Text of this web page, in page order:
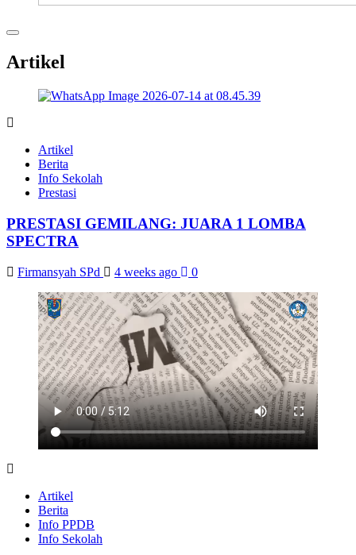
Artikel
Artikel
Berita
Info Sekolah
Prestasi
PRESTASI GEMILANG: JUARA 1 LOMBA
SPECTRA
Firmansyah SPd 4 weeks ago 0
Artikel
Berita
Info PPDB
Info Sekolah